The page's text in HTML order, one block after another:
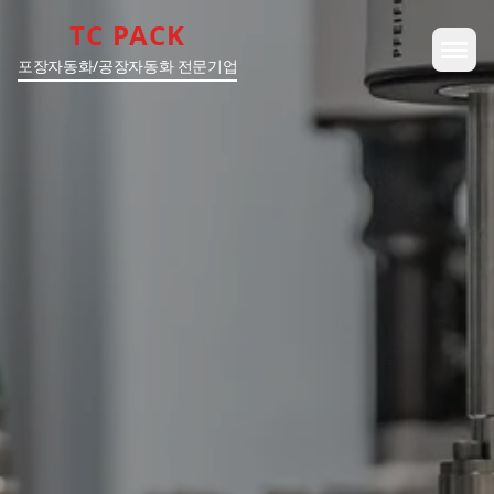
TC PACK
포장자동화/공장자동화 전문기업